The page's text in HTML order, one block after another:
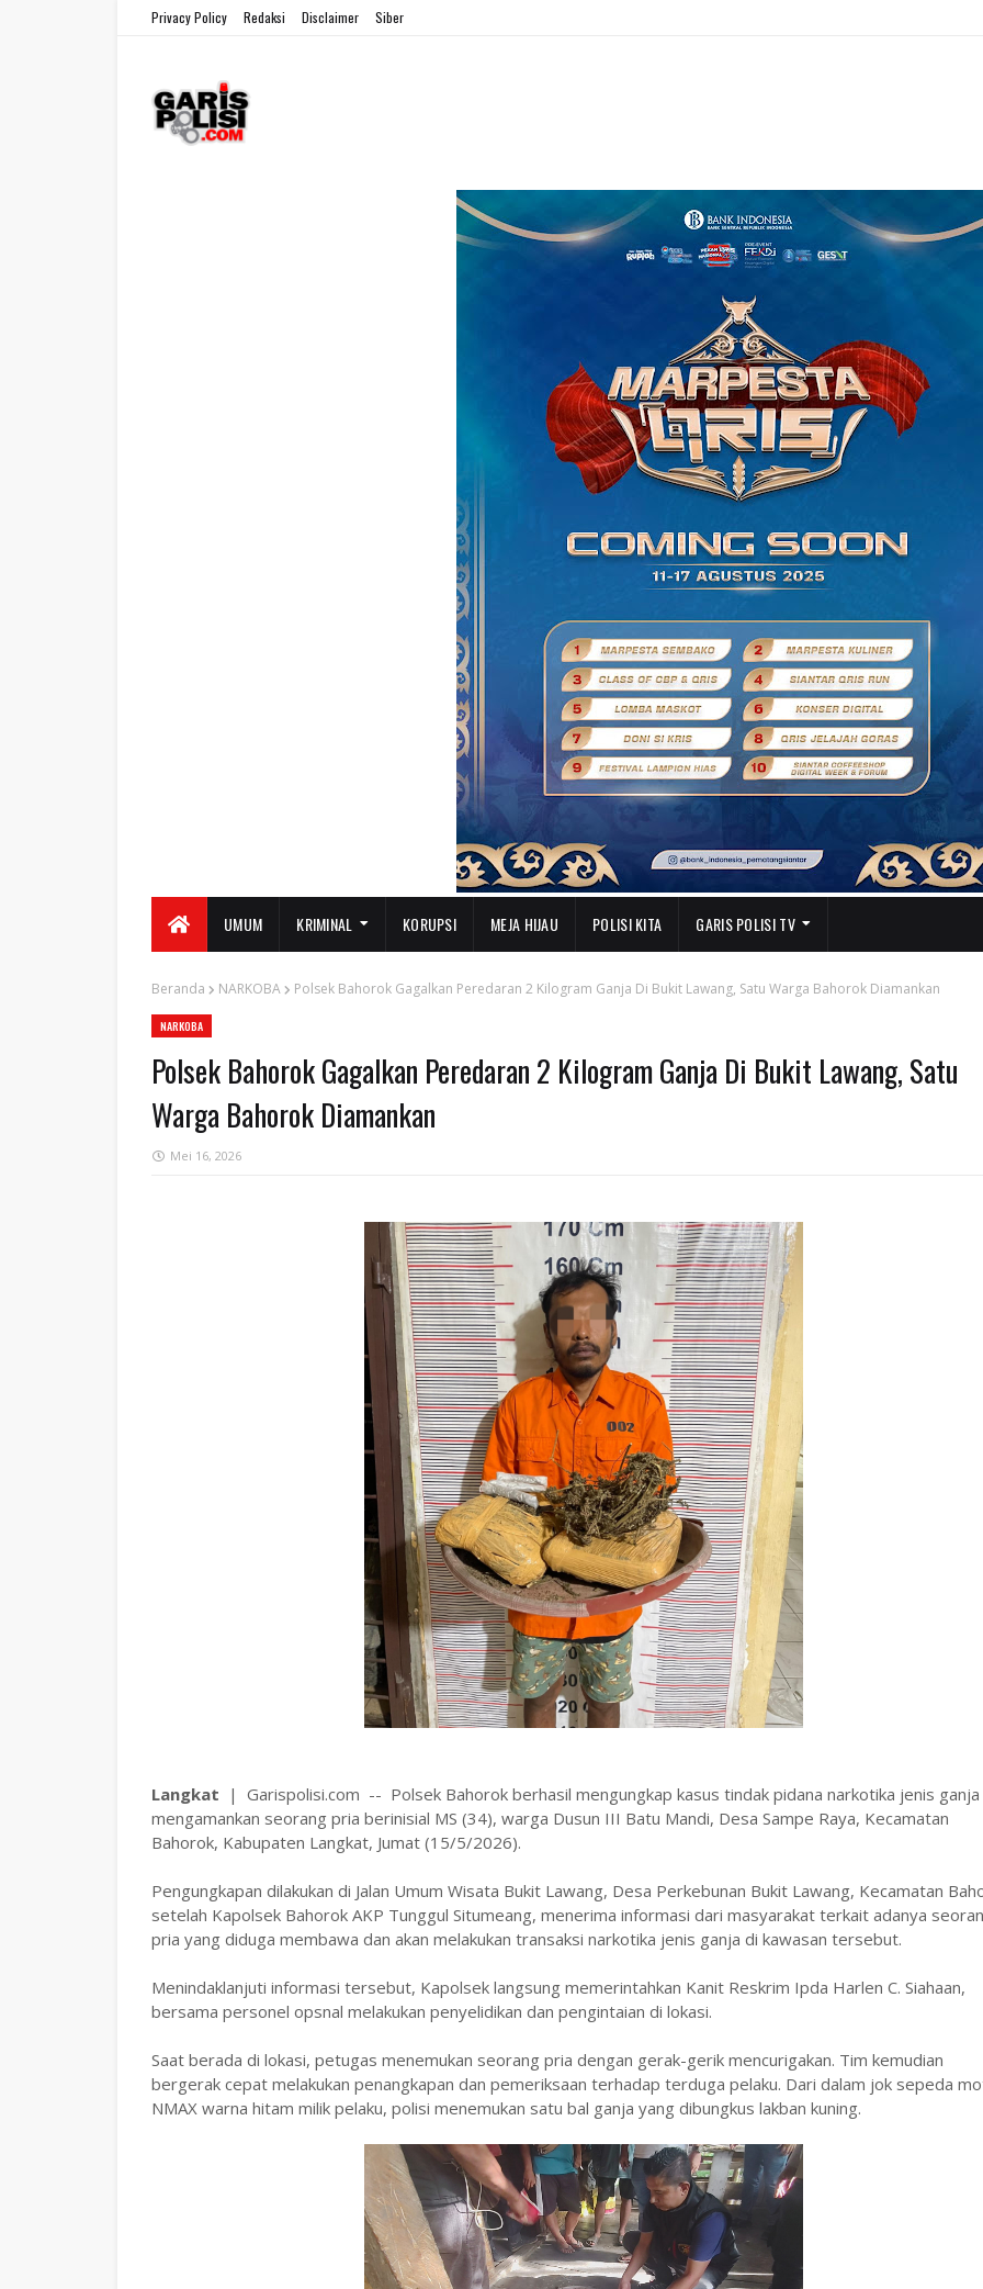
Privacy Policy Redaksi Disclaimer Siber
UMUM KRIMINAL KORUPSI MEJA HIJAU POLISI KITA GARIS POLISI TV
Beranda NARKOBA Polsek Bahorok Gagalkan Peredaran 2 Kilogram Ganja Di Bukit Lawang, Satu Warga Bahorok Diamankan
NARKOBA
Polsek Bahorok Gagalkan Peredaran 2 Kilogram Ganja Di Bukit Lawang, Satu
Warga Bahorok Diamankan
Mei 16, 2026
Langkat | Garispolisi.com -- Polsek Bahorok berhasil mengungkap kasus tindak pidana narkotika jenis ganja
mengamankan seorang pria berinisial MS (34), warga Dusun III Batu Mandi, Desa Sampe Raya, Kecamatan
Bahorok, Kabupaten Langkat, Jumat (15/5/2026).
Pengungkapan dilakukan di Jalan Umum Wisata Bukit Lawang, Desa Perkebunan Bukit Lawang, Kecamatan
setelah Kapolsek Bahorok AKP Tunggul Situmeang, menerima informasi dari masyarakat terkait adanya
pria yang diduga membawa dan akan melakukan transaksi narkotika jenis ganja di kawasan tersebut.
Menindaklanjuti informasi tersebut, Kapolsek langsung memerintahkan Kanit Reskrim Ipda Harlen C. Siahaan,
bersama personel opsnal melakukan penyelidikan dan pengintaian di lokasi.
Saat berada di lokasi, petugas menemukan seorang pria dengan gerak-gerik mencurigakan. Tim kemudian
bergerak cepat melakukan penangkapan dan pemeriksaan terhadap terduga pelaku. Dari dalam jok sepeda
NMAX warna hitam milik pelaku, polisi menemukan satu bal ganja yang dibungkus lakban kuning.